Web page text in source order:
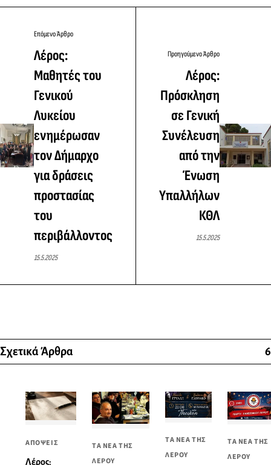
Επόμενο Άρθρο
Λέρος:
Μαθητές του
Γενικού
Λυκείου
ενημέρωσαν
τον Δήμαρχο
για δράσεις
προστασίας
του
περιβάλλοντος
15.5.2025
Προηγούμενο Άρθρο
Λέρος:
Πρόσκληση
σε Γενική
Συνέλευση
από την
Ένωση
Υπαλλήλων
ΚΘΛ
15.5.2025
Σχετικά Άρθρα 6
ΑΠΟΨΕΙΣ
Λέρος:
ΤΑ ΝΕΑ ΤΗΣ
ΛΕΡΟΥ
ΤΑ ΝΕΑ ΤΗΣ
ΛΕΡΟΥ
ΤΑ ΝΕΑ ΤΗΣ
ΛΕΡΟΥ